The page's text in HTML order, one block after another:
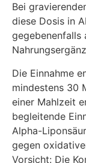
Bei
diese Dosis in
gegebenenfalls
Die Einnahme
mindestens 30
einer Mahlzeit
begleitende
Alpha-
gegen
Vorsicht: Die